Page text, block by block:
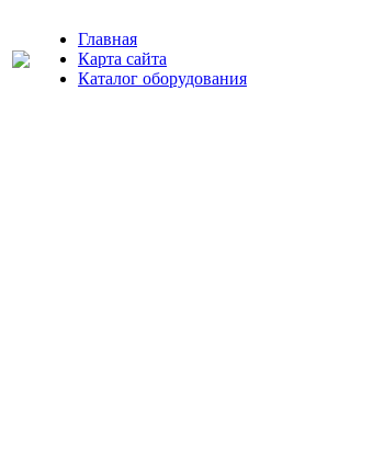
Главная
Карта сайта
Каталог оборудования